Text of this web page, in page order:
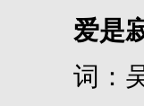
爱是
词：吴